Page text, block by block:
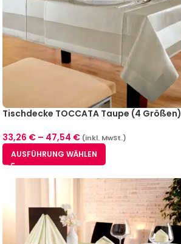
Tischdecke TOCCATA Taupe (4 Größen)
33,26 € – 47,54 € (inkl. MwSt.)
AUSFÜHRUNG WÄHLEN